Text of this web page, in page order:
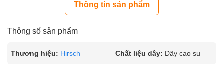
Thông tin sản phẩm
Thông số sản phẩm
Thương hiệu: Hirsch Chất liệu dây: Dây cao su